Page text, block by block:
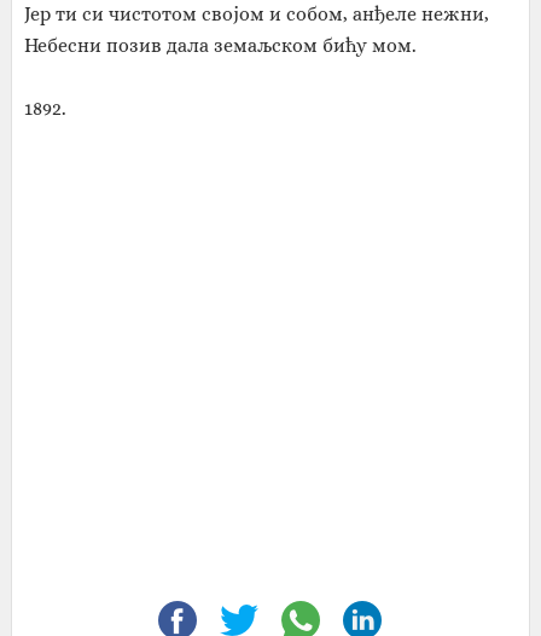
Јер ти си чистотом својом и собом, анђеле нежни,
Небесни позив дала земаљском бићу мом.
1892.